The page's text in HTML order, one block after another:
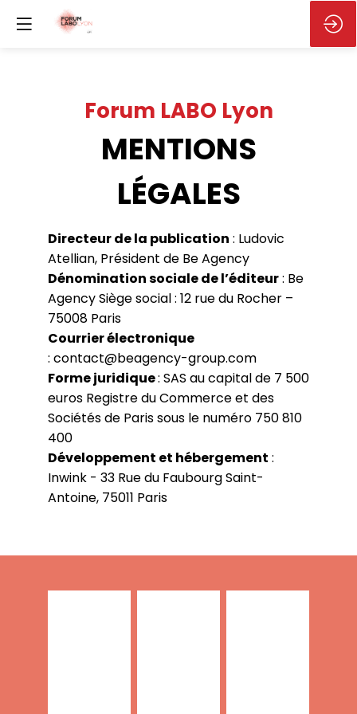
Forum LABO Lyon
MENTIONS
LÉGALES
Directeur de la publication : Ludovic
Atellian, Président de Be Agency
Dénomination sociale de l’éditeur: Be
Agency Siège social : 12 rue du Rocher –
75008 Paris
Courrier électronique
: contact@beagency-group.com
Forme juridique: SAS au capital de 7 500
euros Registre du Commerce et des
Sociétés de Paris sous le numéro 750 810
400
Développement et hébergement :
Inwink - 33 Rue du Faubourg Saint-
Antoine, 75011 Paris